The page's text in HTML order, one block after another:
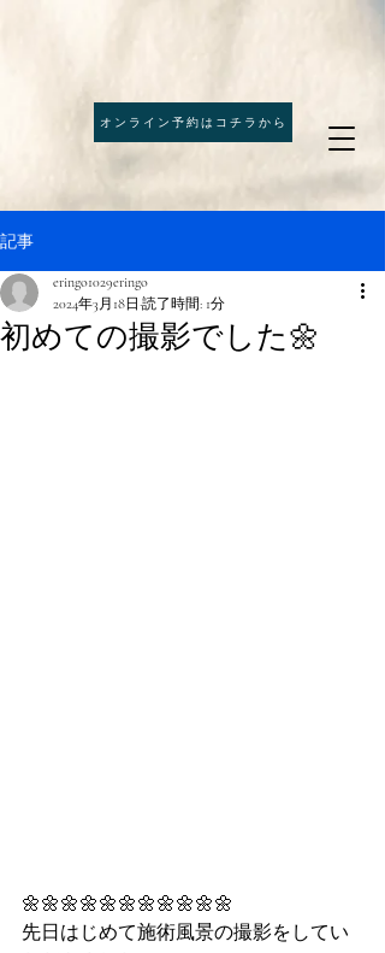
オンライン予約はコチラから
記事
初めての撮影でした🌼
eringo1029eringo
2024年3月18日 読了時間: 1分
🌼🌼🌼🌼🌼🌼🌼🌼🌼🌼🌼
先日はじめて施術風景の撮影をしてい